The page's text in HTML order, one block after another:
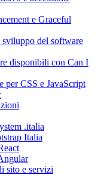
e Graceful
del software
disponibili con Can I
per CSS e JavaScript
.italia
Italia
sito e servizi